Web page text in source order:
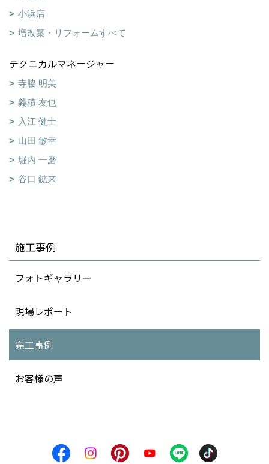
小浜店
増改築・リフォームすべて
テクニカルマネージャー
寺脇 明美
義積 友也
入江 健士
山田 敏幸
堀内 一磨
谷口 鉱来
施工事例
フォトギャラリー
現場レポート
完工事例
お客様の声